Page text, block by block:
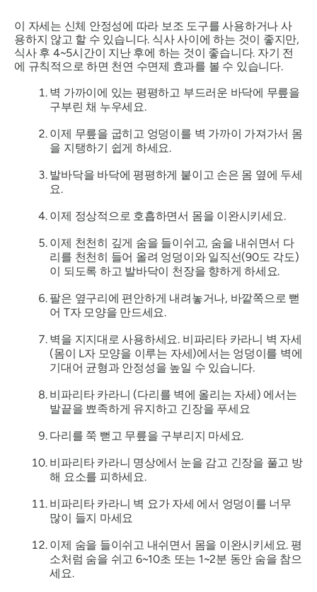
이 자세는 신체 안정성에 따라 보조 도구를 사용하거나 사
용하지 않고 할 수 있습니다. 식사 사이에 하는 것이 좋지만,
식사 후 4~5시간이 지난 후에 하는 것이 좋습니다. 자기 전
에 규칙적으로 하면 천연 수면제 효과를 볼 수 있습니다.
벽 가까이에 있는 평평하고 부드러운 바닥에 무릎을
구부린 채 누우세요.
이제 무릎을 굽히고 엉덩이를 벽 가까이 가져가서 몸
을 지탱하기 쉽게 하세요.
발바닥을 바닥에 평평하게 붙이고 손은 몸 옆에 두세
요.
이제 정상적으로 호흡하면서 몸을 이완시키세요.
이제 천천히 깊게 숨을 들이쉬고, 숨을 내쉬면서 다
리를 천천히 들어 올려 엉덩이와 일직선(90도 각도)
이 되도록 하고 발바닥이 천장을 향하게 하세요.
팔은 옆구리에 편안하게 내려놓거나, 바깥쪽으로 뻗
어 T자 모양을 만드세요.
벽을 지지대로 사용하세요. 비파리타 카라니 벽 자세
(몸이 L자 모양을 이루는 자세)에서는 엉덩이를 벽에
기대어 균형과 안정성을 높일 수 있습니다.
비파리타 카라니 (다리를 벽에 올리는 자세) 에서는
발끝을 뾰족하게 유지하고 긴장을 푸세요
다리를 쭉 뻗고 무릎을 구부리지 마세요.
비파리타 카라니 명상에서 눈을 감고 긴장을 풀고 방
해 요소를 피하세요.
비파리타 카라니 벽 요가 자세 에서 엉덩이를 너무
많이 들지 마세요
이제 숨을 들이쉬고 내쉬면서 몸을 이완시키세요. 평
소처럼 숨을 쉬고 6~10초 또는 1~2분 동안 숨을 참으
세요.